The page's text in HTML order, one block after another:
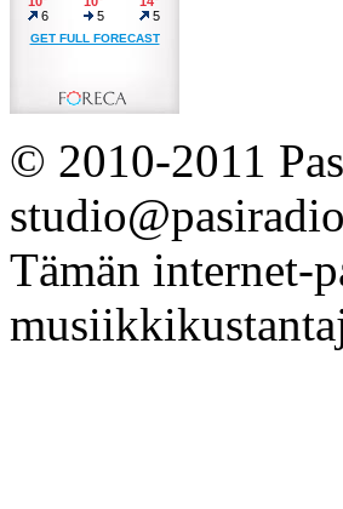
© 2010-2011
Tämän internet-